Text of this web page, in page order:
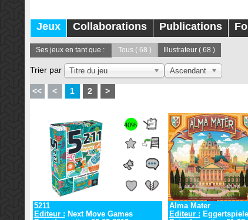
Jeux Collaborations Publications
Ses jeux en tant que : Tous( 68 ) Illustrateur( 68 )
Trier par Titre du jeu Ascendant
<< < 1 2 >
40%
5211
Editeur : Next Move Games
Alma Mater
Editeur : Eggertspiele